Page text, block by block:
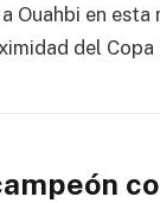
Ouahbi en
del